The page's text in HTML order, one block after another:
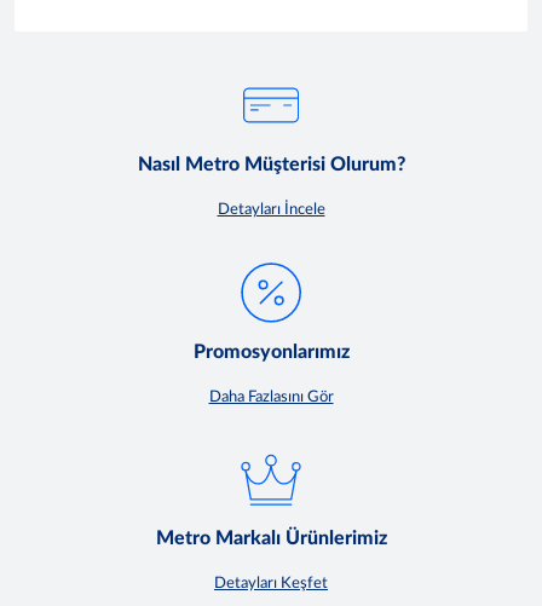
Nasıl Metro Müşterisi Olurum?
Detayları İncele
Promosyonlarımız
Daha Fazlasını Gör
Metro Markalı Ürünlerimiz
Detayları Keşfet